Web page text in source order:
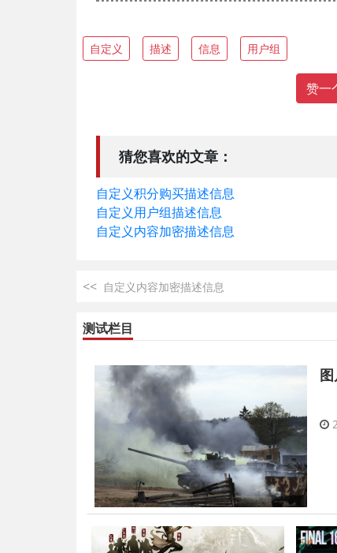
自定义 描述 信息 用户组
赞一
猜您喜欢的文章：
自定义积分购买描述信息
自定义用户组描述信息
自定义内容加密描述信息
<< 自定义内容加密描述信息
测试栏目